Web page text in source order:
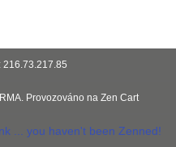
216.73.217.85
. Provozováno na Zen Cart